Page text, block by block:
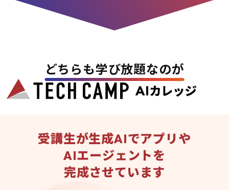
どちらも学び放題なのが
受講生が生成AIでアプリや
AIエージェントを
完成させています